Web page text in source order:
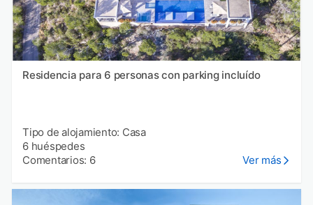
Residencia para 6 personas con parking incluído
Tipo de alojamiento: Casa
6 huéspedes
Comentarios: 6
Ver más